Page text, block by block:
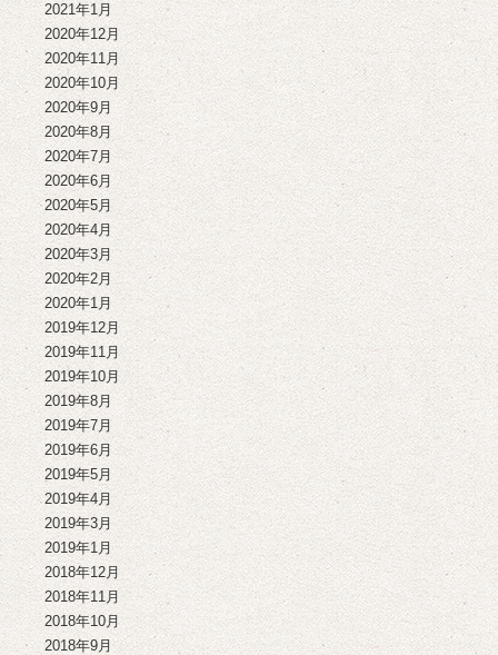
2021年1月
2020年12月
2020年11月
2020年10月
2020年9月
2020年8月
2020年7月
2020年6月
2020年5月
2020年4月
2020年3月
2020年2月
2020年1月
2019年12月
2019年11月
2019年10月
2019年8月
2019年7月
2019年6月
2019年5月
2019年4月
2019年3月
2019年1月
2018年12月
2018年11月
2018年10月
2018年9月